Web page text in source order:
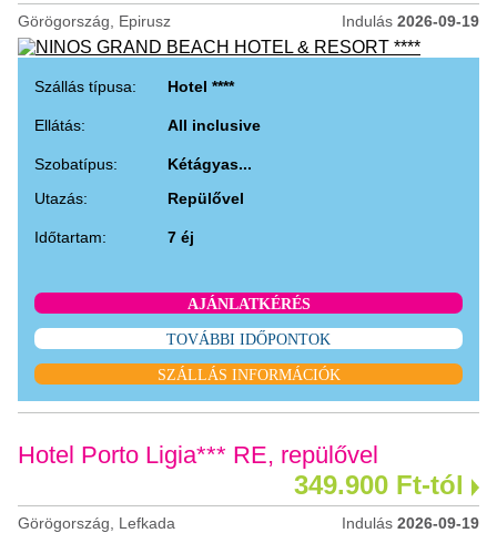
Görögország, Epirusz Indulás 2026-09-19
Szállás típusa: Hotel ****
Ellátás: All inclusive
Szobatípus:
Kétágyas...
Utazás:
Repülővel
Időtartam: 7 éj
AJÁNLATKÉRÉS
TOVÁBBI IDŐPONTOK
SZÁLLÁS INFORMÁCIÓK
Hotel Porto Ligia*** RE, repülővel
349.900 Ft-tól
Görögország, Lefkada Indulás 2026-09-19